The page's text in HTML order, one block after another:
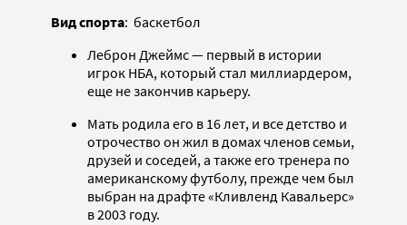
Вид спорта: баскетбол
Леброн Джеймс — первый в истории
игрок НБА, который стал миллиардером,
еще не закончив карьеру.
Мать родила его в 16 лет, и все детство и
отрочество он жил в домах членов семьи,
друзей и соседей, а также его тренера по
американскому футболу, прежде чем был
выбран на драфте «Кливленд Кавальерс»
в 2003 году.